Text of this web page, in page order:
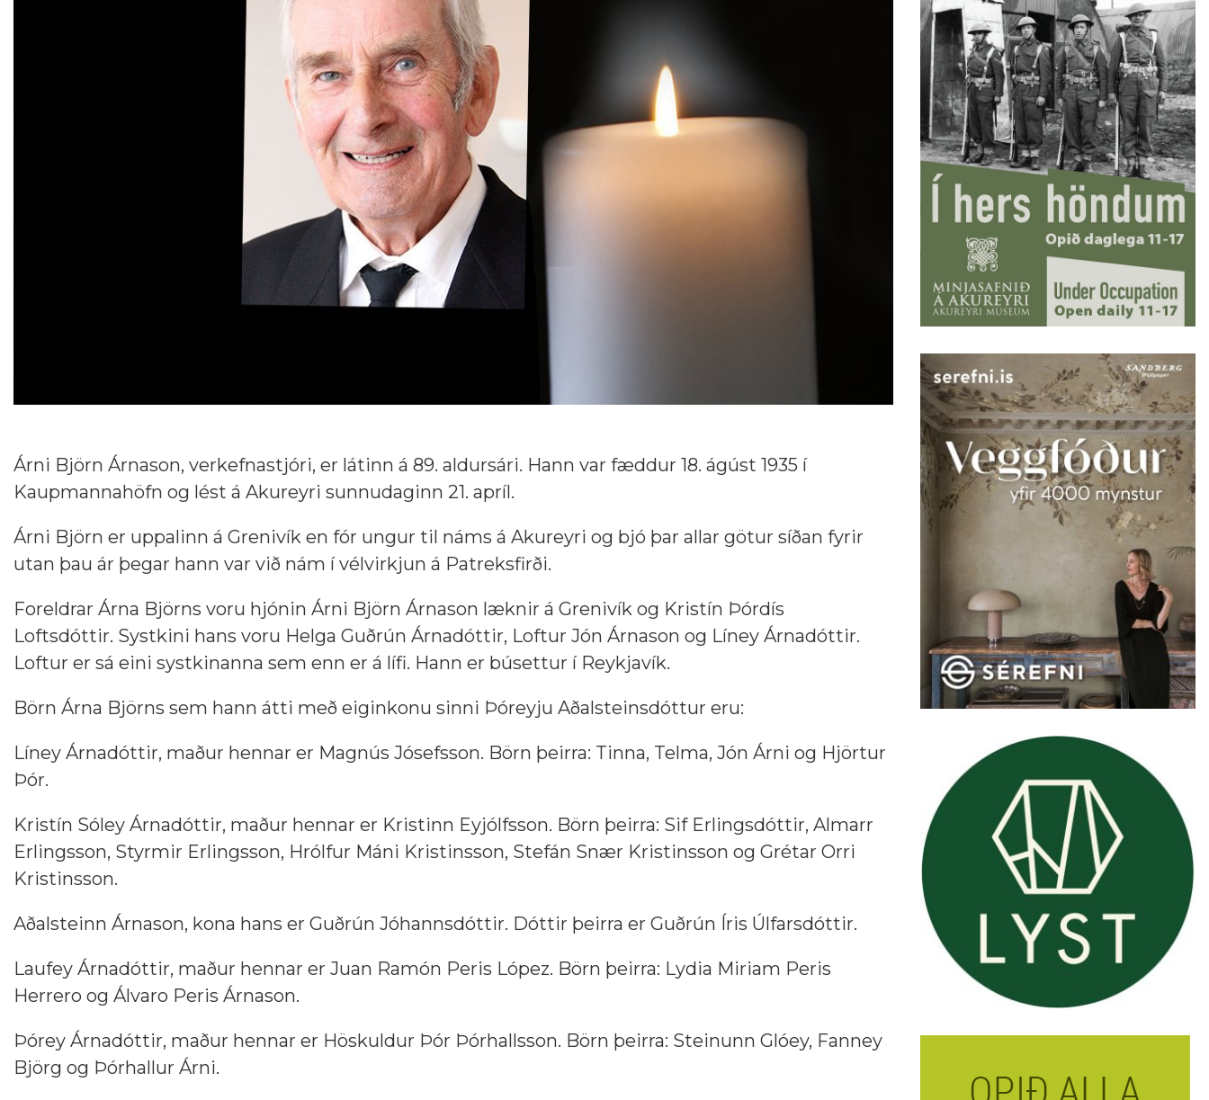
Árni Björn Árnason, verkefnastjóri, er látinn á 89. aldursári. Hann var fæddur 18. ágúst 1935 í
Kaupmannahöfn og lést á Akureyri sunnudaginn 21. apríl.
Árni Björn er uppalinn á Grenivík en fór ungur til náms á Akureyri og bjó þar allar götur síðan fyrir
utan þau ár þegar hann var við nám í vélvirkjun á Patreksfirði.
Foreldrar Árna Björns voru hjónin Árni Björn Árnason læknir á Grenivík og Kristín Þórdís
Loftsdóttir. Systkini hans voru Helga Guðrún Árnadóttir, Loftur Jón Árnason og Líney Árnadóttir.
Loftur er sá eini systkinanna sem enn er á lífi. Hann er búsettur í Reykjavík.
Börn Árna Björns sem hann átti með eiginkonu sinni Þóreyju Aðalsteinsdóttur eru:
Líney Árnadóttir, maður hennar er Magnús Jósefsson. Börn þeirra: Tinna, Telma, Jón Árni og Hjörtur
Þór.
Kristín Sóley Árnadóttir, maður hennar er Kristinn Eyjólfsson. Börn þeirra: Sif Erlingsdóttir, Almarr
Erlingsson, Styrmir Erlingsson, Hrólfur Máni Kristinsson, Stefán Snær Kristinsson og Grétar Orri
Kristinsson.
Aðalsteinn Árnason, kona hans er Guðrún Jóhannsdóttir. Dóttir þeirra er Guðrún Íris Úlfarsdóttir.
Laufey Árnadóttir, maður hennar er Juan Ramón Peris López. Börn þeirra: Lydia Miriam Peris
Herrero og Álvaro Peris Árnason.
Þórey Árnadóttir, maður hennar er Höskuldur Þór Þórhallsson. Börn þeirra: Steinunn Glóey, Fanney
Björg og Þórhallur Árni.